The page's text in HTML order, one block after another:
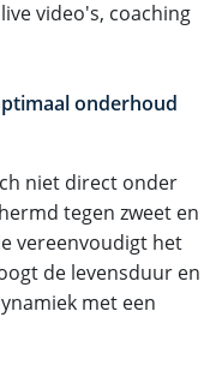
video's, coaching
onderhoud
niet direct onder
tegen zweet en
vereenvoudigt het
de levensduur en
met een